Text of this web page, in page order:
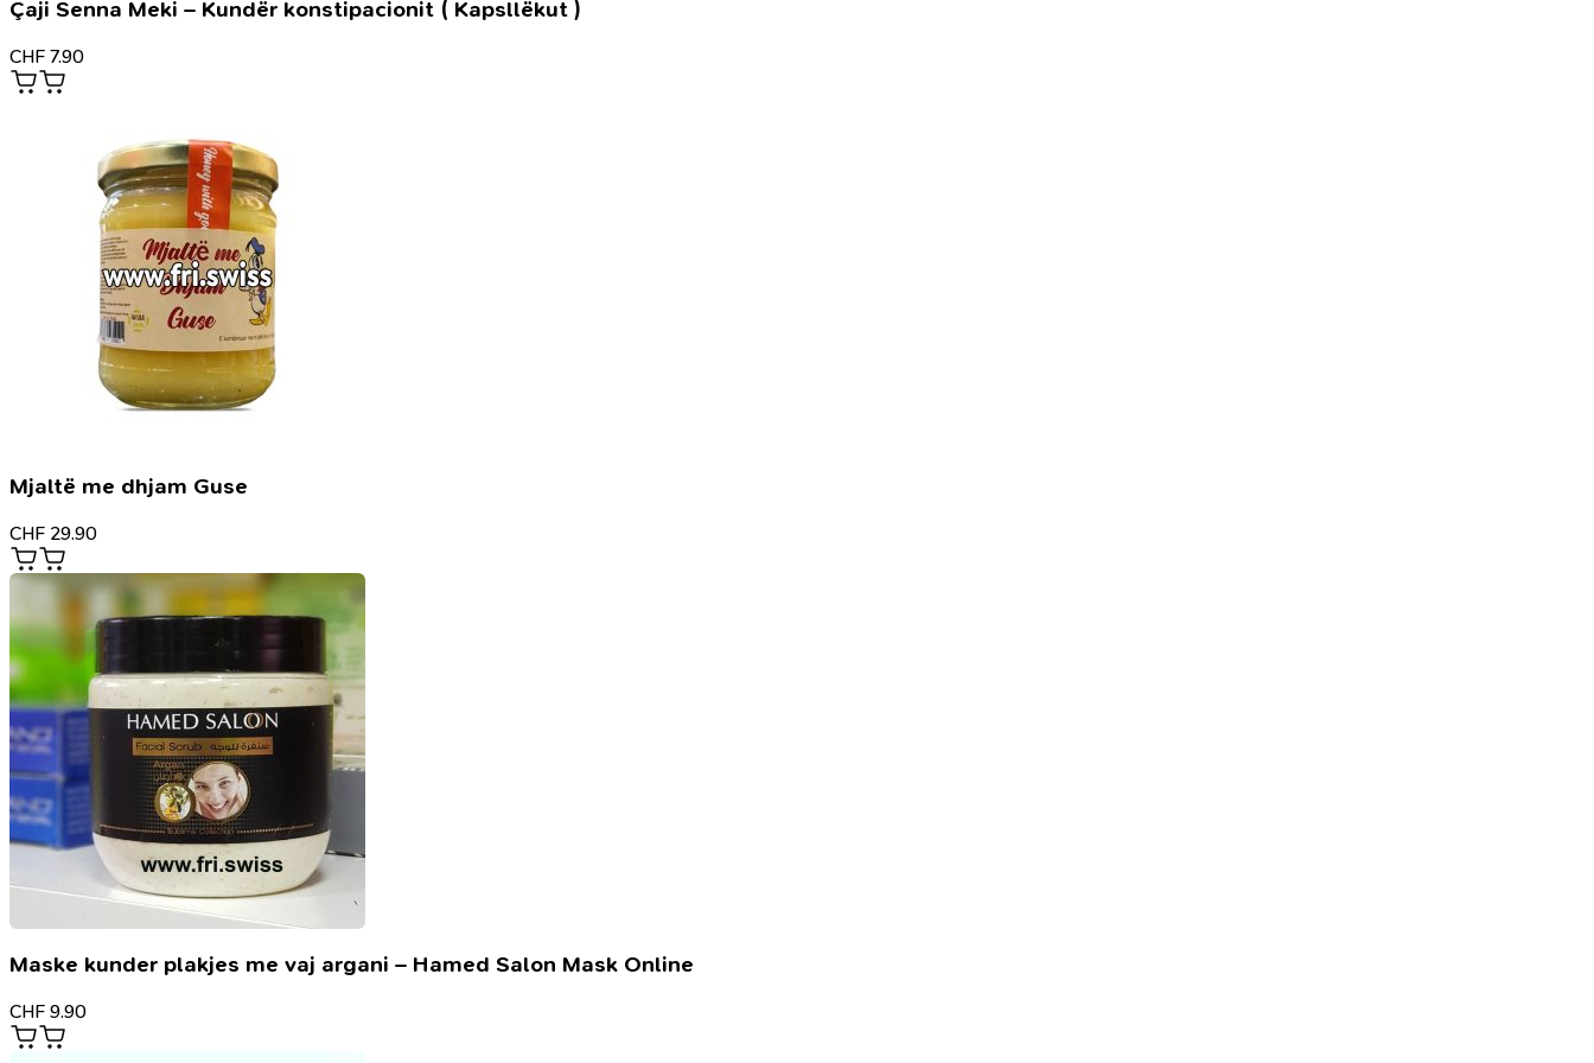
Çaji Senna Meki – Kundër konstipacionit ( Kapsllëkut )
CHF 7.90
Mjaltë me dhjam Guse
CHF 29.90
Maske kunder plakjes me vaj argani – Hamed Salon Mask Online
CHF 9.90